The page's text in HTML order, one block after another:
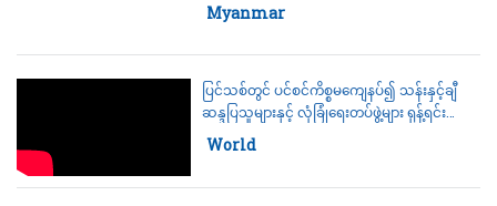
Category:
Myanmar
ပြင်သစ်တွင် ပင်စင်ကိစ္စမကျေနပ်၍ သန်းနှင့်ချီ
ဆန္ဒပြသူများနှင့် လုံခြုံရေးတပ်ဖွဲ့များ ရုန့်ရင်း
ဆန်ခတ်ဖြစ်
Category:
World